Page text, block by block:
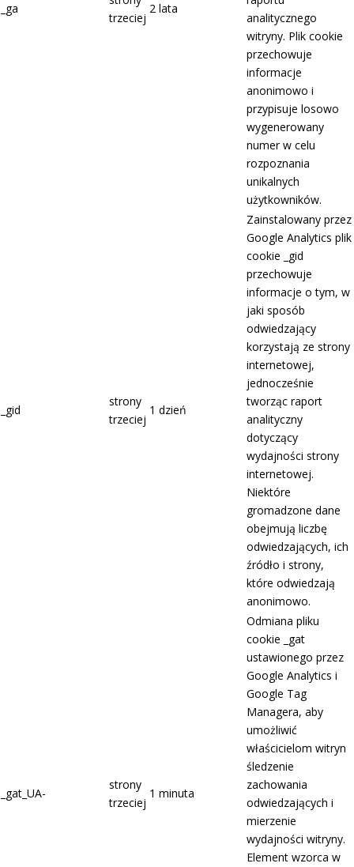
_ga
trzeciej
2 lata
analitycznego
witryny. Plik cookie
przechowuje
informacje
anonimowo i
przypisuje losowo
wygenerowany
numer w celu
rozpoznania
unikalnych
użytkowników.
_gid
strony
trzeciej
1 dzień
Zainstalowany przez
Google Analytics plik
cookie _gid
przechowuje
informacje o tym, w
jaki sposób
odwiedzający
korzystają ze strony
internetowej,
jednocześnie
tworząc raport
analityczny
dotyczący
wydajności strony
internetowej.
Niektóre
gromadzone dane
obejmują liczbę
odwiedzających, ich
źródło i strony,
które odwiedzają
anonimowo.
_gat_UA-
strony
trzeciej
1 minuta
Odmiana pliku
cookie _gat
ustawionego przez
Google Analytics i
Google Tag
Managera, aby
umożliwić
właścicielom witryn
śledzenie
zachowania
odwiedzających i
mierzenie
wydajności witryny.
Element wzorca w